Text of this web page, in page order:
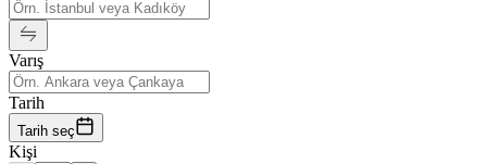
Varış
Tarih
Tarih seç
Kişi